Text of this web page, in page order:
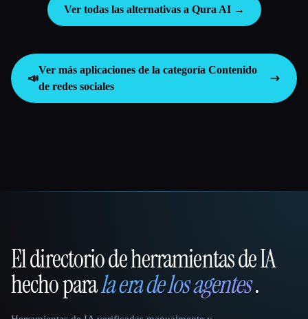
Ver todas las alternativas a Qura AI →
📣
Ver más aplicaciones de la categoría Contenido
de redes sociales
That AI Collection
El directorio de herramientas de IA
hecho parala era de los agentes.